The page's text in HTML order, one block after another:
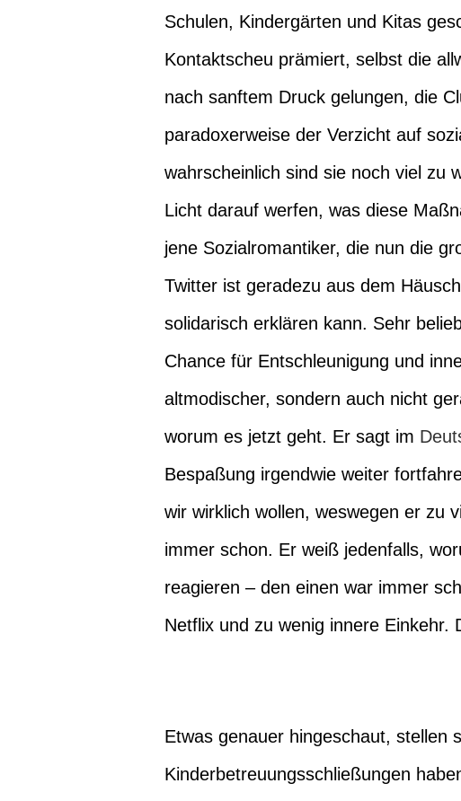
Schulen, Kindergärten und Kitas
Kontaktscheu prämiert, selbst die
nach sanftem Druck gelungen, die
paradoxerweise der Verzicht auf
wahrscheinlich sind sie noch viel zu
Licht darauf werfen, was diese
jene Sozialromantiker, die nun die
Twitter ist geradezu aus dem
solidarisch erklären kann. Sehr
Chance für Entschleunigung und
altmodischer, sondern auch nicht
worum es jetzt geht. Er sagt im
Bespaßung irgendwie weiter
wir wirklich wollen, weswegen er zu
immer schon. Er weiß jedenfalls,
reagieren – den einen war immer
Netflix und zu wenig innere Einkehr.
Etwas genauer hingeschaut, stellen
Kinderbetreuungsschließungen